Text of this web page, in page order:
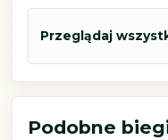
Przeglądaj
Podobne